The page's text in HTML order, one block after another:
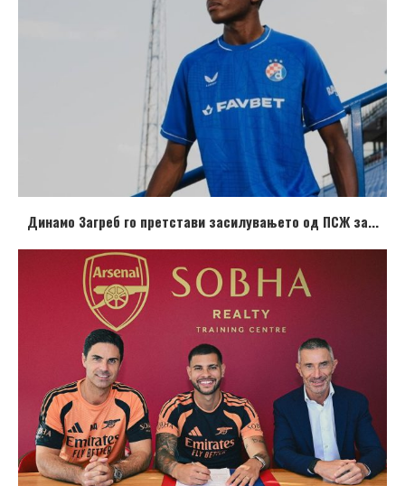
Динамо Загреб го претстави засилувањето од ПСЖ за...